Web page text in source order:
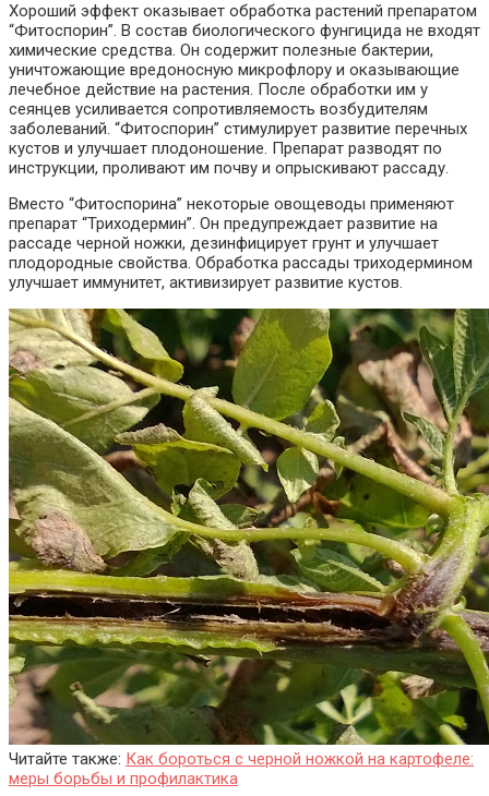
Хороший эффект оказывает обработка растений препаратом
“Фитоспорин”. В состав биологического фунгицида не входят
химические средства. Он содержит полезные бактерии,
уничтожающие вредоносную микрофлору и оказывающие
лечебное действие на растения. После обработки им у
сеянцев усиливается сопротивляемость возбудителям
заболеваний. “Фитоспорин” стимулирует развитие перечных
кустов и улучшает плодоношение. Препарат разводят по
инструкции, проливают им почву и опрыскивают рассаду.
Вместо “Фитоспорина” некоторые овощеводы применяют
препарат “Триходермин”. Он предупреждает развитие на
рассаде черной ножки, дезинфицирует грунт и улучшает
плодородные свойства. Обработка рассады триходермином
улучшает иммунитет, активизирует развитие кустов.
Читайте также: Как бороться с черной ножкой на картофеле:
меры борьбы и профилактика